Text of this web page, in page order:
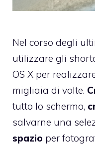
Nel corso degli
utilizzare gli
OS X per
migliaia di volte.
tutto lo schermo,
salvarne una
spazio per